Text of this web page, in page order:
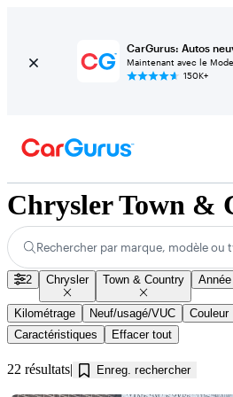
CarGurus: Autos
Maintenant avec le
150K+
Rechercher par marque, modèle ou
2 Chrysler Town & Country Année
Kilométrage Neuf/usagé/VUC Couleur
Caractéristiques
Effacer tout
22 résultats Enreg. rechercher